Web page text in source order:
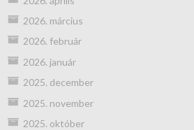
2026. március
2026. február
2026. január
2025. december
2025. november
2025. október